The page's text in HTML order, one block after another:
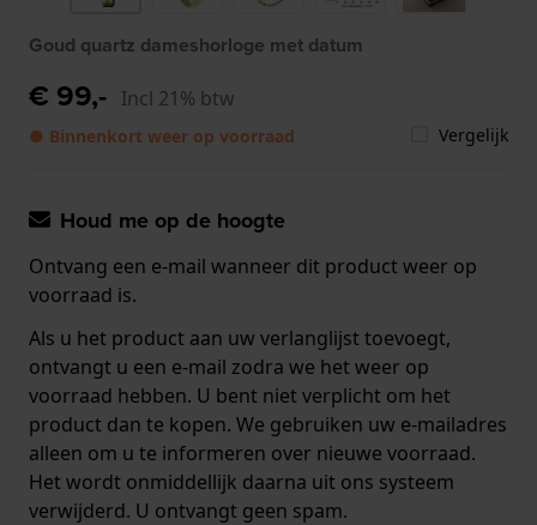
Goud quartz dameshorloge met datum
€ 99,- Incl 21% btw
● Binnenkort weer op voorraad Vergelijk
Houd me op de hoogte
Ontvang een e-mail wanneer dit product weer op
voorraad is.
Als u het product aan uw verlanglijst toevoegt,
ontvangt u een e-mail zodra we het weer op
voorraad hebben. U bent niet verplicht om het
product dan te kopen. We gebruiken uw e-mailadres
alleen om u te informeren over nieuwe voorraad.
Het wordt onmiddellijk daarna uit ons systeem
verwijderd. U ontvangt geen spam.